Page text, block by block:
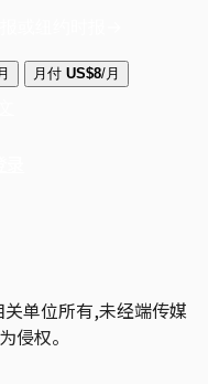
月付 US$8/月
关单位所有,未经端传媒
侵权。